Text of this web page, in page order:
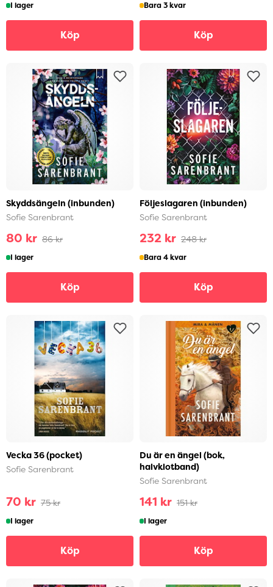
I lager
Köp
Bara 3 kvar
Köp
Skyddsängeln (inbunden)
Sofie Sarenbrant
80 kr 86 kr
I lager
Köp
Följeslagaren (inbunden)
Sofie Sarenbrant
232 kr 248 kr
Bara 4 kvar
Köp
Vecka 36 (pocket)
Sofie Sarenbrant
70 kr 75 kr
I lager
Köp
Du är en ängel (bok,
halvklotband)
Sofie Sarenbrant
141 kr 151 kr
I lager
Köp